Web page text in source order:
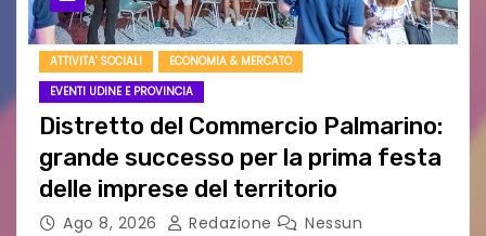
ATTIVITA' SOCIALI
ECONOMIA & MERCATO
EVENTI UDINE E PROVINCIA
Distretto del Commercio Palmarino:
grande successo per la prima festa
delle imprese del territorio
Ago 8, 2026 Redazione
Nessun